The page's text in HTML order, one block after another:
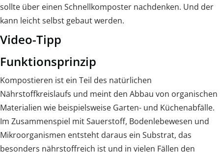
sollte über einen Schnellkomposter nachdenken. Und der
kann leicht selbst gebaut werden.
Video-Tipp
Funktionsprinzip
Kompostieren ist ein Teil des natürlichen
Nährstoffkreislaufs und meint den Abbau von organischen
Materialien wie beispielsweise Garten- und Küchenabfälle.
Im Zusammenspiel mit Sauerstoff, Bodenlebewesen und
Mikroorganismen entsteht daraus ein Substrat, das
besonders nährstoffreich ist und in vielen Fällen den